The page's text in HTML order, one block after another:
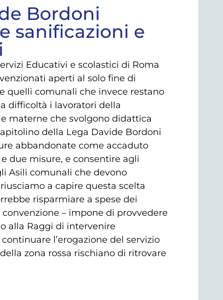
Bordoni
sanificazioni e
Educativi e scolastici di Roma
aperti al solo fine di
quelli comunali che invece restano
difficoltà i lavoratori della
materne che svolgono didattica
della Lega Davide Bordoni
abbandonate come accaduto
due misure, e consentire agli
Asili comunali che devono
a capire questa scelta
risparmiare a spese dei
– impone di provvedere
alla Raggi di intervenire
l’erogazione del servizio
zona rossa rischiano di ritrovare